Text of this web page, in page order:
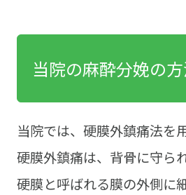
当院の麻酔分娩の
当院では、硬膜外鎮痛法を
硬膜外鎮痛は、背骨に守ら
硬膜と呼ばれる膜の外側に